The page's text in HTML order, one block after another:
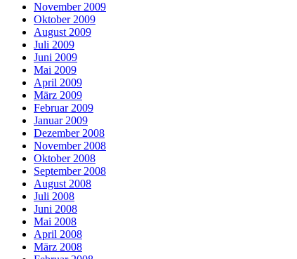
November 2009
Oktober 2009
August 2009
Juli 2009
Juni 2009
Mai 2009
April 2009
März 2009
Februar 2009
Januar 2009
Dezember 2008
November 2008
Oktober 2008
September 2008
August 2008
Juli 2008
Juni 2008
Mai 2008
April 2008
März 2008